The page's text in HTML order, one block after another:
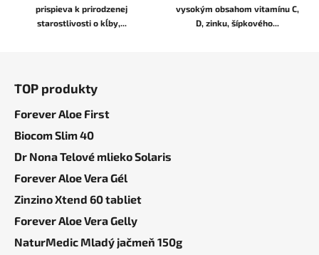
prispieva k prirodzenej
starostlivosti o kĺby,...
vysokým obsahom vitamínu C,
D, zinku, šípkového...
TOP produkty
Forever Aloe First
Biocom Slim 40
Dr Nona Telové mlieko Solaris
Forever Aloe Vera Gél
Zinzino Xtend 60 tabliet
Forever Aloe Vera Gelly
NaturMedic Mladý jačmeň 150g